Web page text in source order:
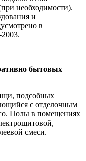
необходимости).
и
в
бытовых
подсобных
с отделочным
Полы в помещениях
смеси.